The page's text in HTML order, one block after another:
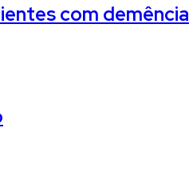
com demência